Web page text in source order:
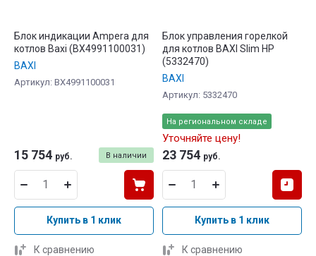
Блок индикации Ampera для
котлов Baxi (BX4991100031)
BAXI
Артикул: BX4991100031
В наличии
15 754 руб.
Купить в 1 клик
К сравнению
Блок управления горелкой
для котлов BAXI Slim HP
(5332470)
BAXI
Артикул: 5332470
На региональном складе
Уточняйте цену!
23 754 руб.
Купить в 1 клик
К сравнению